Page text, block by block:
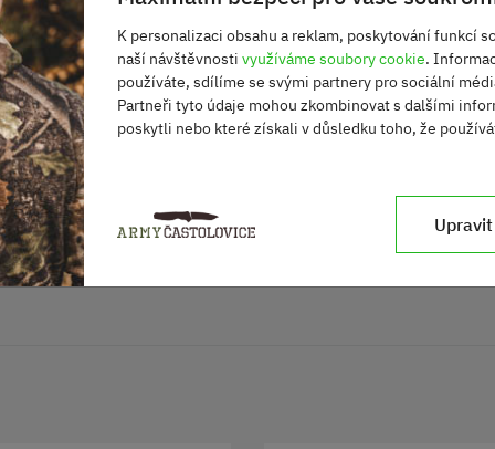
76
K personalizaci obsahu a reklam, poskytování funkcí
naší návštěvnosti využíváme soubory cookie.
používáte, sdílíme se svými partnery pro sociální
Partneři tyto údaje mohou zkombinovat s dalšími
poskytli nebo které získali v důsledku toho, že
Upravit